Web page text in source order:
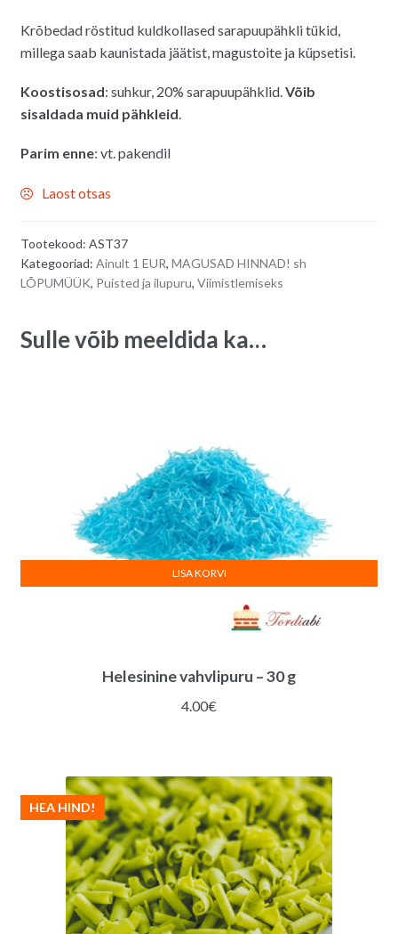
oli:
4.80€.
on:
1.00€.
Krõbedad röstitud kuldkollased sarapuupähkli tükid,
millega saab kaunistada jäätist, magustoite ja küpsetisi.
Koostisosad: suhkur, 20% sarapuupähklid.Võib
sisaldada muid pähkleid.
Parim enne: vt. pakendil
Laost otsas
Tootekood: AST37
Kategooriad: Ainult 1 EUR, MAGUSAD HINNAD! sh
LÕPUMÜÜK, Puisted ja ilupuru, Viimistlemiseks
Sulle võib meeldida ka…
Helesinine vahvlipuru – 30 g
4.00€
LISA KORVI
HEA HIND!